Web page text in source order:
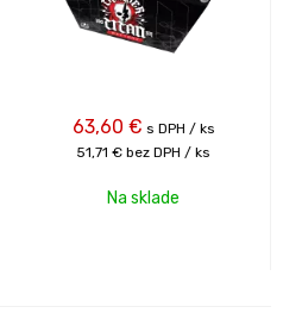
63,60 € s DPH / ks
51,71 € bez DPH / ks
Na sklade